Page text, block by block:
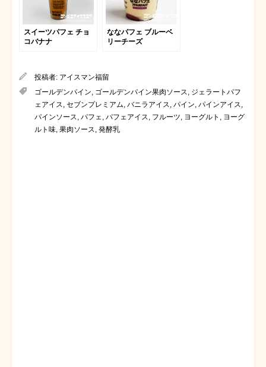
スイーツパフェ チョ
コバナナ
ななパフェ ブルーベ
リーチーズ
投稿者: アイスマン福留
ゴールデンパイン, ゴールデンパイン果肉ソース, ジェラートパフ
ェアイス, セブンプレミアム, バニラアイス, パイン, パインアイス,
パインソース, パフェ, パフェアイス, フルーツ, ヨーグルト , ヨーグ
ルト味, 果肉ソース, 発酵乳